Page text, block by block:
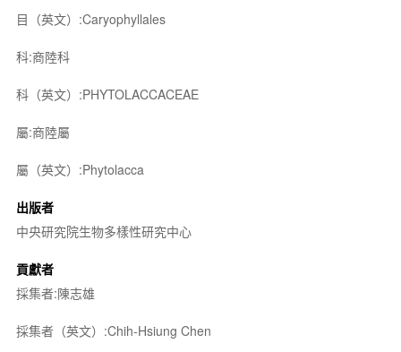
目（英文）:Caryophyllales
科:商陸科
科（英文）:PHYTOLACCACEAE
屬:商陸屬
屬（英文）:Phytolacca
出版者
中央研究院生物多樣性研究中心
貢獻者
採集者:陳志雄
採集者（英文）:Chih-Hsiung Chen